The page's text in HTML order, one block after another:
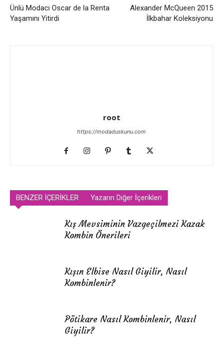
Ünlü Modacı Oscar de la Renta
Yaşamını Yitirdi
Alexander McQueen 2015
İlkbahar Koleksiyonu
root
https://modaduskunu.com
BENZER İÇERİKLER Yazarın Diğer İçerikleri
Kış Mevsiminin Vazgeçilmezi Kazak
Kombin Önerileri
Kışın Elbise Nasıl Giyilir, Nasıl
Kombinlenir?
Pötikare Nasıl Kombinlenir, Nasıl
Giyilir?